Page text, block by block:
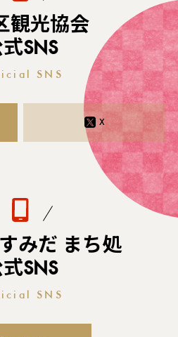
観光協会
SNS
SNS
X
みだ まち処
SNS
SNS